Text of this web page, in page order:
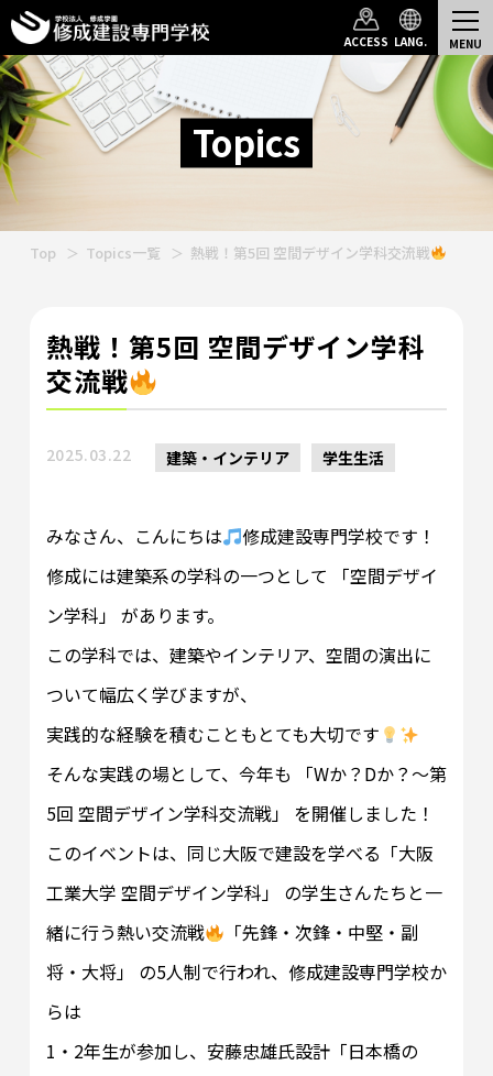
ACCESS LANG.
Topics
Top Topics一覧 熱戦！第5回 空間デザイン学科交流戦
熱戦！第5回 空間デザイン学科
交流戦
2025.03.22 建築・インテリア 学生生活
みなさん、こんにちは
修成建設専門学校です！
修成には建築系の学科の一つとして 「空間デザイ
ン学科」 があります。
この学科では、建築やインテリア、空間の演出に
ついて幅広く学びますが、
実践的な経験を積むこともとても大切です
そんな実践の場として、今年も 「Wか？Dか？～第
5回 空間デザイン学科交流戦」 を開催しました！
このイベントは、同じ大阪で建設を学べる「大阪
工業大学 空間デザイン学科」 の学生さんたちと一
緒に行う熱い交流戦
「先鋒・次鋒・中堅・副
将・大将」 の5人制で行われ、修成建設専門学校か
らは
1・2年生が参加し、安藤忠雄氏設計「日本橋の